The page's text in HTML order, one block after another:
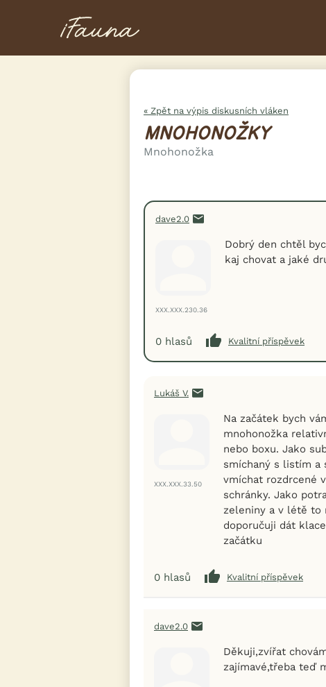
« Zpět na výpis diskusních vláken
MNOHONOŽKY
Mnohonožka
dave2.0
XXX.XXX.230.36
Dobrý den chtěl
kaj chovat a jaké
0 hlasů Kvalitní příspěvek
Lukáš V.
XXX.XXX.33.50
Na začátek bych
mnohonožka
nebo boxu. Jako
smíchaný s listím a
vmíchat rozdrcené
schránky. Jako
zeleniny a v létě to
doporučuji dát
začátku
0 hlasů Kvalitní příspěvek
dave2.0
Děkuji,zvířat
zajímavé,třeba teď